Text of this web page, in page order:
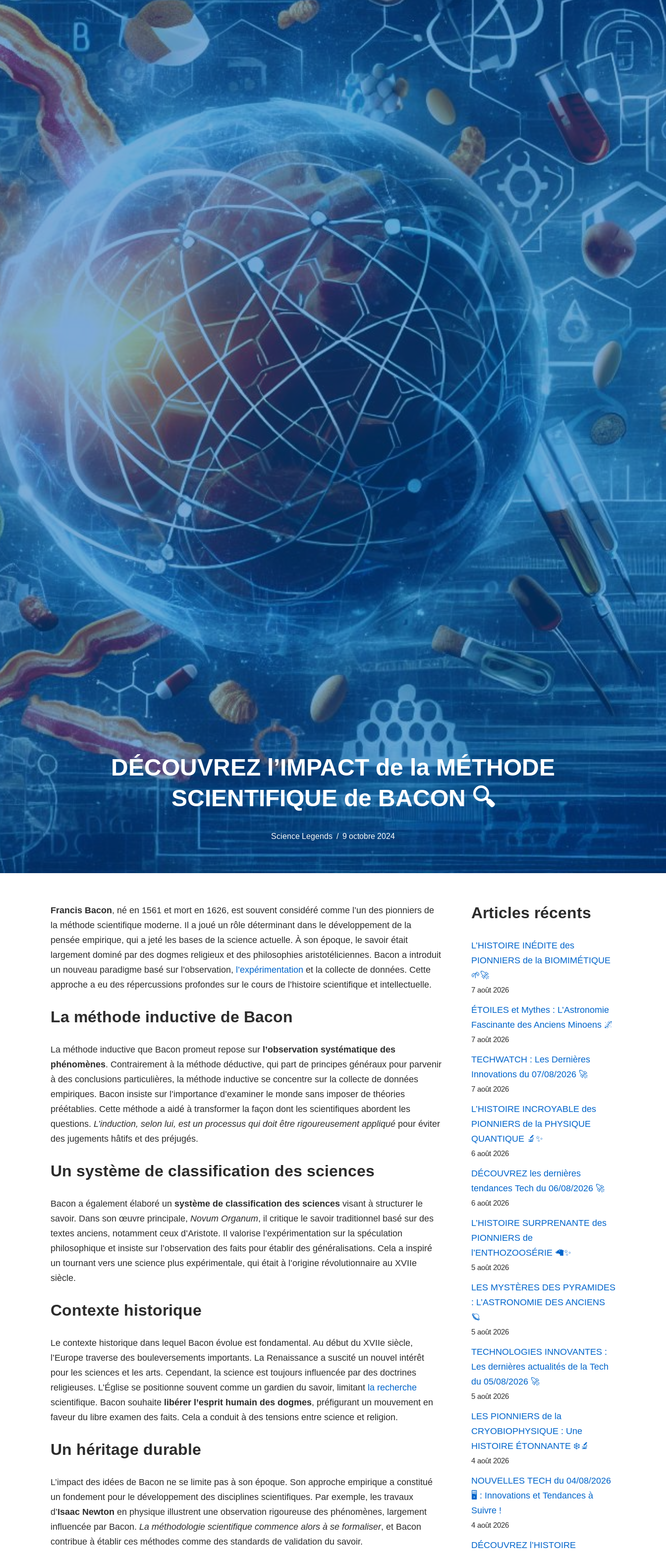
DÉCOUVREZ l’IMPACT de la MÉTHODE
SCIENTIFIQUE de BACON 🔍
Science Legends 9 octobre 2024
Francis Bacon, né en 1561 et mort en 1626, est souvent considéré comme l’un des pionniers de
la méthode scientifique moderne. Il a joué un rôle déterminant dans le développement de la
pensée empirique, qui a jeté les bases de la science actuelle. À son époque, le savoir était
largement dominé par des dogmes religieux et des philosophies aristotéliciennes. Bacon a introduit
un nouveau paradigme basé sur l’observation, l’expérimentation et la collecte de données. Cette
approche a eu des répercussions profondes sur le cours de l’histoire scientifique et intellectuelle.
La méthode inductive de Bacon
La méthode inductive que Bacon promeut repose sur l’observation systématique des
phénomènes. Contrairement à la méthode déductive, qui part de principes généraux pour parvenir
à des conclusions particulières, la méthode inductive se concentre sur la collecte de données
empiriques. Bacon insiste sur l’importance d’examiner le monde sans imposer de théories
préétablies. Cette méthode a aidé à transformer la façon dont les scientifiques abordent les
questions. L’induction, selon lui, est un processus qui doit être rigoureusement appliqué pour éviter
des jugements hâtifs et des préjugés.
Un système de classification des sciences
Bacon a également élaboré un système de classification des sciences visant à structurer le
savoir. Dans son œuvre principale, Novum Organum, il critique le savoir traditionnel basé sur des
textes anciens, notamment ceux d’Aristote. Il valorise l’expérimentation sur la spéculation
philosophique et insiste sur l’observation des faits pour établir des généralisations. Cela a inspiré
un tournant vers une science plus expérimentale, qui était à l’origine révolutionnaire au XVIIe
siècle.
Contexte historique
Le contexte historique dans lequel Bacon évolue est fondamental. Au début du XVIIe siècle,
l’Europe traverse des bouleversements importants. La Renaissance a suscité un nouvel intérêt
pour les sciences et les arts. Cependant, la science est toujours influencée par des doctrines
religieuses. L’Église se positionne souvent comme un gardien du savoir, limitant la recherche
scientifique. Bacon souhaite libérer l’esprit humain des dogmes, préfigurant un mouvement en
faveur du libre examen des faits. Cela a conduit à des tensions entre science et religion.
Un héritage durable
L’impact des idées de Bacon ne se limite pas à son époque. Son approche empirique a constitué
un fondement pour le développement des disciplines scientifiques. Par exemple, les travaux
d’Isaac Newton en physique illustrent une observation rigoureuse des phénomènes, largement
influencée par Bacon. La méthodologie scientifique commence alors à se formaliser, et Bacon
contribue à établir ces méthodes comme des standards de validation du savoir.
Articles récents
L’HISTOIRE INÉDITE des
PIONNIERS de la BIOMIMÉTIQUE
🌱🚀
7 août 2026
ÉTOILES et Mythes : L’Astronomie
Fascinante des Anciens Minoens 🌌
7 août 2026
TECHWATCH : Les Dernières
Innovations du 07/08/2026 🚀
7 août 2026
L’HISTOIRE INCROYABLE des
PIONNIERS de la PHYSIQUE
QUANTIQUE 🔬✨
6 août 2026
DÉCOUVREZ les dernières
tendances Tech du 06/08/2026 🚀
6 août 2026
L’HISTOIRE SURPRENANTE des
PIONNIERS de
l’ENTHOZOOSÉRIE 🦙✨
5 août 2026
LES MYSTÈRES DES PYRAMIDES
: L’ASTRONOMIE DES ANCIENS
🪐
5 août 2026
TECHNOLOGIES INNOVANTES :
Les dernières actualités de la Tech
du 05/08/2026 🚀
5 août 2026
LES PIONNIERS de la
CRYOBIOPHYSIQUE : Une
HISTOIRE ÉTONNANTE ❄️🔬
4 août 2026
NOUVELLES TECH du 04/08/2026
🖥️ : Innovations et Tendances à
Suivre !
4 août 2026
DÉCOUVREZ l’HISTOIRE